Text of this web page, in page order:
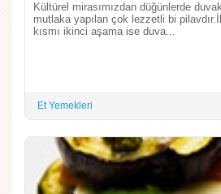
Kültürel mirasımızdan düğünlerde
mutlaka yapılan çok lezzetli bi
kısmı ikinci aşama ise duva...
Et Yemekleri